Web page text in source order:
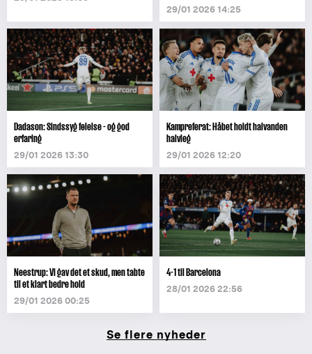
29/01 2026 14:25
Dadason: Sindssyg følelse - og god
erfaring
29/01 2026 13:30
Kampreferat: Håbet holdt halvanden
halvleg
29/01 2026 12:20
Neestrup: Vi gav det et skud, men tabte
til et klart bedre hold
29/01 2026 00:25
4-1 til Barcelona
28/01 2026 22:56
Se flere nyheder